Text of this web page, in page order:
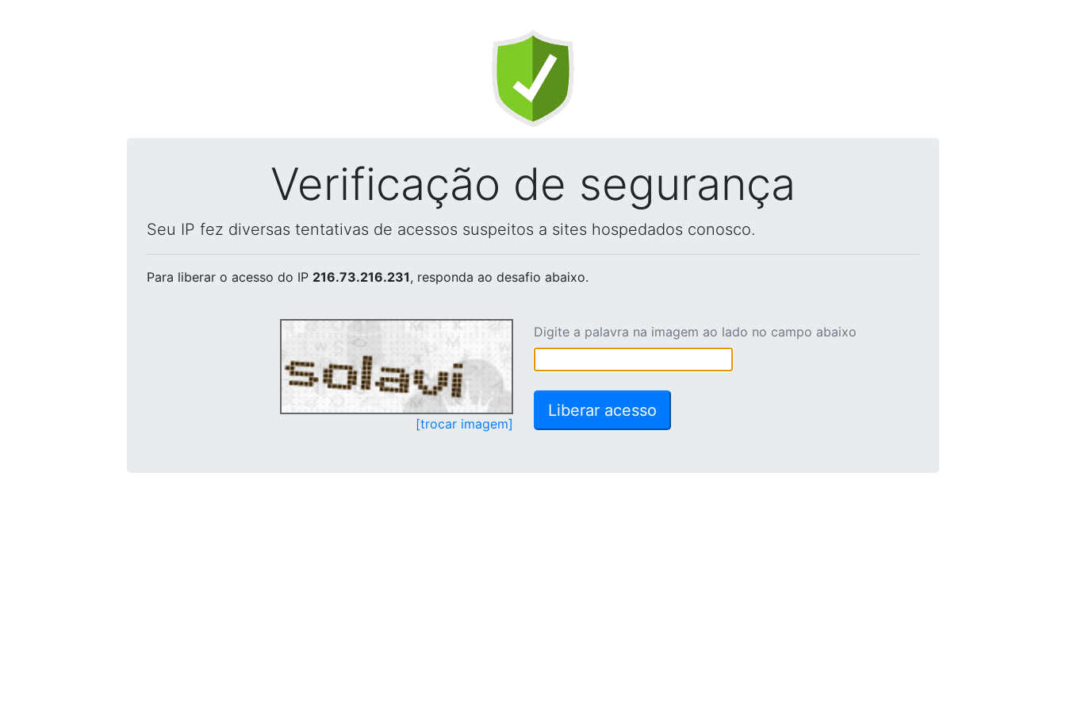
Verificação de segurança
Seu IP fez diversas tentativas de acessos suspeitos a sites hospedados conosco.
Para liberar o acesso do IP 216.73.216.231, responda ao desafio abaixo.
[trocar imagem]
Digite a palavra na imagem ao lado no campo abaixo